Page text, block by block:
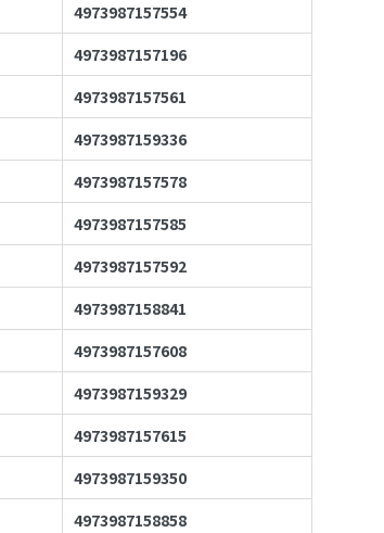
4973987157554
4973987157196
4973987157561
4973987159336
4973987157578
4973987157585
4973987157592
4973987158841
4973987157608
4973987159329
4973987157615
4973987159350
4973987158858